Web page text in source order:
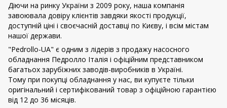
Діючи на ринку України з 2009 року, наша компанія
завоювала довіру клієнтів завдяки якості продукції,
доступній ціні і своєчасній доставці по Києву, і всім містам
нашої держави.
"Pedrollo-UA" є одним з лідерів з продажу насосного
обладнання Педролло Італія і офіційним представником
багатьох зарубіжних заводів-виробників в Україні.
Тому при покупці обладнання у нас, ви купуєте тільки
оригінальний і сертифікований товар з офіційною гарантією
від 12 до 36 місяців.